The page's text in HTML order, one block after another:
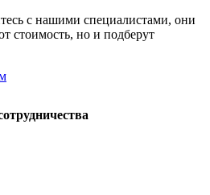
с нашими специалистами, они
стоимость, но и подберут